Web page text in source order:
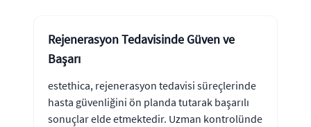
Rejenerasyon Tedavisinde Güven ve
Başarı
estethica, rejenerasyon tedavisi süreçlerinde
hasta güvenliğini ön planda tutarak başarılı
sonuçlar elde etmektedir. Uzman kontrolünde